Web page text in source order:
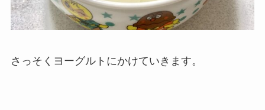
さっそくヨーグルトにかけていきます。